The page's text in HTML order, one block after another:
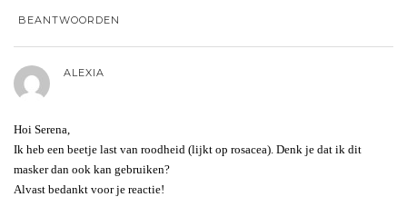
BEANTWOORDEN
ALEXIA
Hoi Serena,
Ik heb een beetje last van roodheid (lijkt op rosacea). Denk je dat ik dit
masker dan ook kan gebruiken?
Alvast bedankt voor je reactie!